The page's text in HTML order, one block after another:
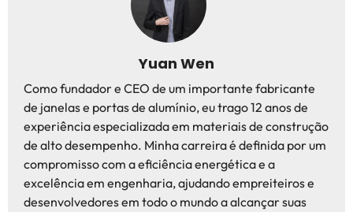
Yuan Wen
Como fundador e CEO de um importante fabricante
de janelas e portas de alumínio, eu trago 12 anos de
experiência especializada em materiais de construção
de alto desempenho. Minha carreira é definida por um
compromisso com a eficiência energética e a
excelência em engenharia, ajudando empreiteiros e
desenvolvedores em todo o mundo a alcançar suas